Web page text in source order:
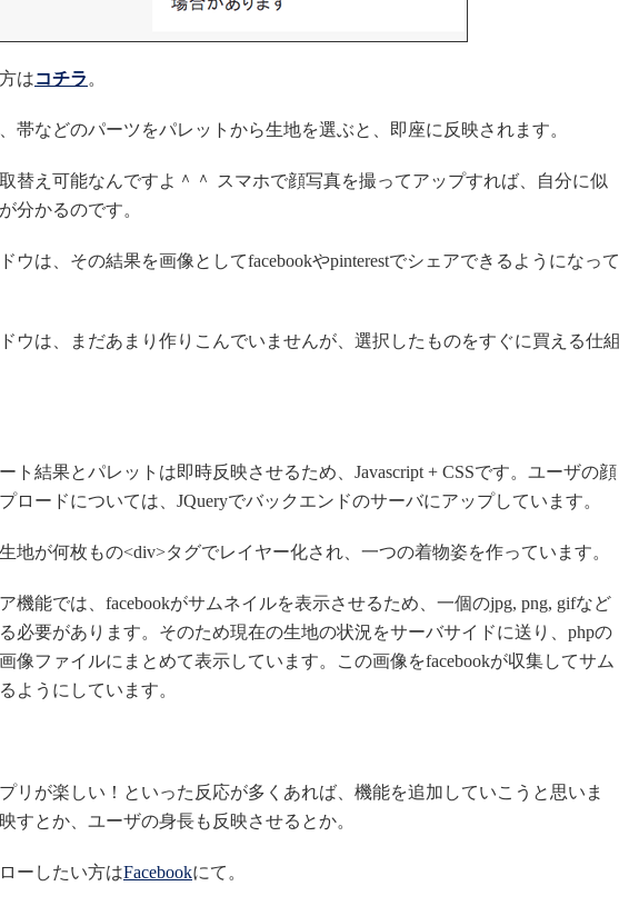
はコチラ 。
帯などのパーツをパレットから生地を選ぶと、即座に反映されます。
替え可能なんですよ＾＾ スマホで顔写真を撮ってアップすれば、自分に似
分かるのです。
ウは、その結果を画像としてfacebookやpinterestでシェアできるようになって
ウは、まだあまり作りこんでいませんが、選択したものをすぐに買える仕組
ト結果とパレットは即時反映させるため、Javascript + CSSです。ユーザの顔
ロードについては、JQueryでバックエンドのサーバにアップしています。
地が何枚もの<div>タグでレイヤー化され、一つの着物姿を作っています。
機能では、facebookがサムネイルを表示させるため、一個のjpg, png, gifなど
必要があります。そのため現在の生地の状況をサーバサイドに送り、phpの
像ファイルにまとめて表示しています。この画像をfacebookが収集してサム
ようにしています。
リが楽しい！といった反応が多くあれば、機能を追加していこうと思いま
すとか、ユーザの身長も反映させるとか。
ーしたい方はFacebookにて。